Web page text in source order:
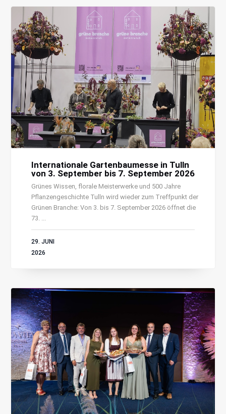
Internationale Gartenbaumesse in Tulln
von 3. September bis 7. September 2026
Grünes Wissen, florale Meisterwerke und 500 Jahre
Pflanzengeschichte Tulln wird wieder zum Treffpunkt der
Grünen Branche: Von 3. bis 7. September 2026 öffnet die
73. ...
29. JUNI
2026